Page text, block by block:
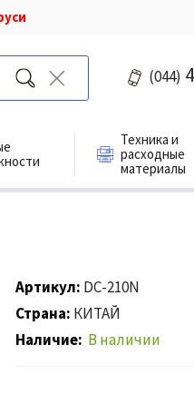
(044)
Техника и
расходные
материалы
Артикул DC-210N
Страна КИТАЙ
Наличие В наличии